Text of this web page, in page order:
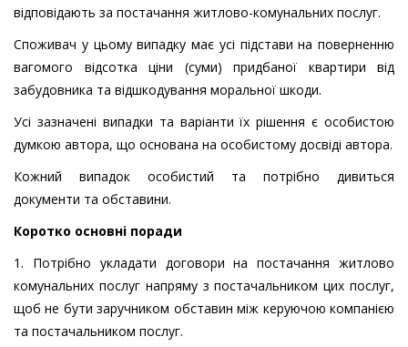
відповідають за постачання житлово-комунальних послуг.
Споживач у цьому випадку має усі підстави на поверненню
вагомого відсотка ціни (суми) придбаної квартири від
забудовника та відшкодування моральної шкоди.
Усі зазначені випадки та варіанти їх рішення є особистою
думкою автора, що основана на особистому досвіді автора.
Кожний випадок особистий та потрібно дивиться
документи та обставини.
Коротко основні поради
1. Потрібно укладати договори на постачання житлово
комунальних послуг напряму з постачальником цих послуг,
щоб не бути заручником обставин між керуючою компанією
та постачальником послуг.